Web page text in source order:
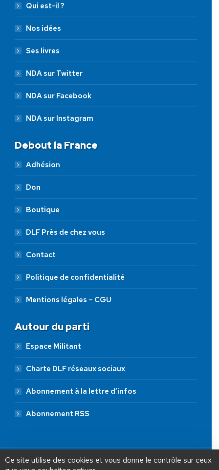
Qui est-il ?
Nos idées
Ses livres
NDA sur Twitter
NDA sur Facebook
NDA sur Instagram
Debout la France
Adhésion
Don
Boutique
DLF Près de chez vous
Contact
Politique de confidentialité
Mentions légales – CGU
Autour du parti
Espace Militant
Charte DLF réseaux sociaux
Abonnement à la lettre d’infos
Abonnement RSS
JE FAIS UN DON À DLF
Ce site utilise des cookies et vous donne le contrôle sur ceux